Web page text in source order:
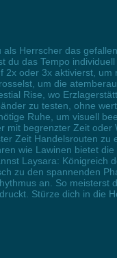
Herrscher das
du das Tempo
oder 3x aktivierst,
um die
Rise, wo
zu testen, ohne
Ruhe, um visuell
mit begrenzter Zeit oder
Zeit Handelsrouten zu
wie Lawinen bietet
Laysara: Königreich
zu den spannenden
an. So meisterst
Stürze dich in die